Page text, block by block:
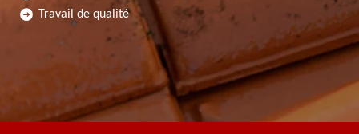
Travail de qualité